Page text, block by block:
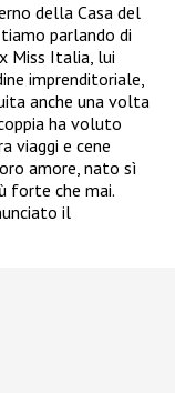
della Casa del
parlando di
Miss Italia, lui
imprenditoriale,
anche una volta
ha voluto
viaggi e cene
amore, nato sì
forte che mai.
il